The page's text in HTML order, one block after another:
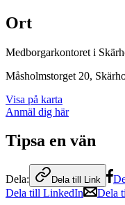
Ort
Medborgarkontoret i
Måsholmstorget 20,
Visa på karta
Anmäl dig här
Tipsa en vän
Dela: Dela till Link
Dela till LinkedIn
Dela